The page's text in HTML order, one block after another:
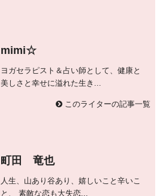
mimi☆
ヨガセラピスト＆占い師として、健康と
美しさと幸せに溢れた生き...
このライターの記事一覧
町田 竜也
人生、山あり谷あり、嬉しいこと辛いこ
と、 素敵な恋も大失恋...